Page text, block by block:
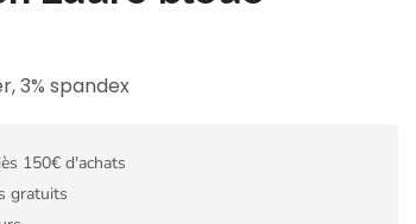
3% spandex
150€ d'achats
gratuits